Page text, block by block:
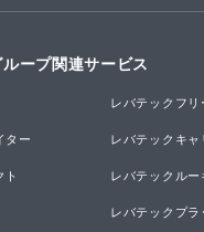
ープ関連サービス
レバテックフリ
ター レバテックキャ
ト レバテックルー
レバテックプラ